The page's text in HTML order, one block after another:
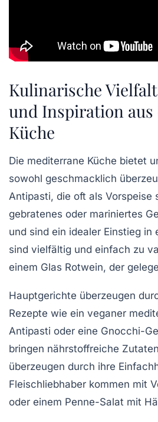
Kulinarische
und Inspiration
Küche
Die mediterrane Küche bietet
sowohl geschmacklich
Antipasti, die oft als Vorspeise
gebratenes oder mariniertes
und sind ein idealer Einstieg in
sind vielfältig und einfach zu
einem Glas Rotwein, der
Hauptgerichte überzeugen
Rezepte wie ein veganer
Antipasti oder eine Gnocchi-
bringen nährstoffreiche
überzeugen durch ihre
Fleischliebhaber kommen mit
oder einem Penne-Salat mit